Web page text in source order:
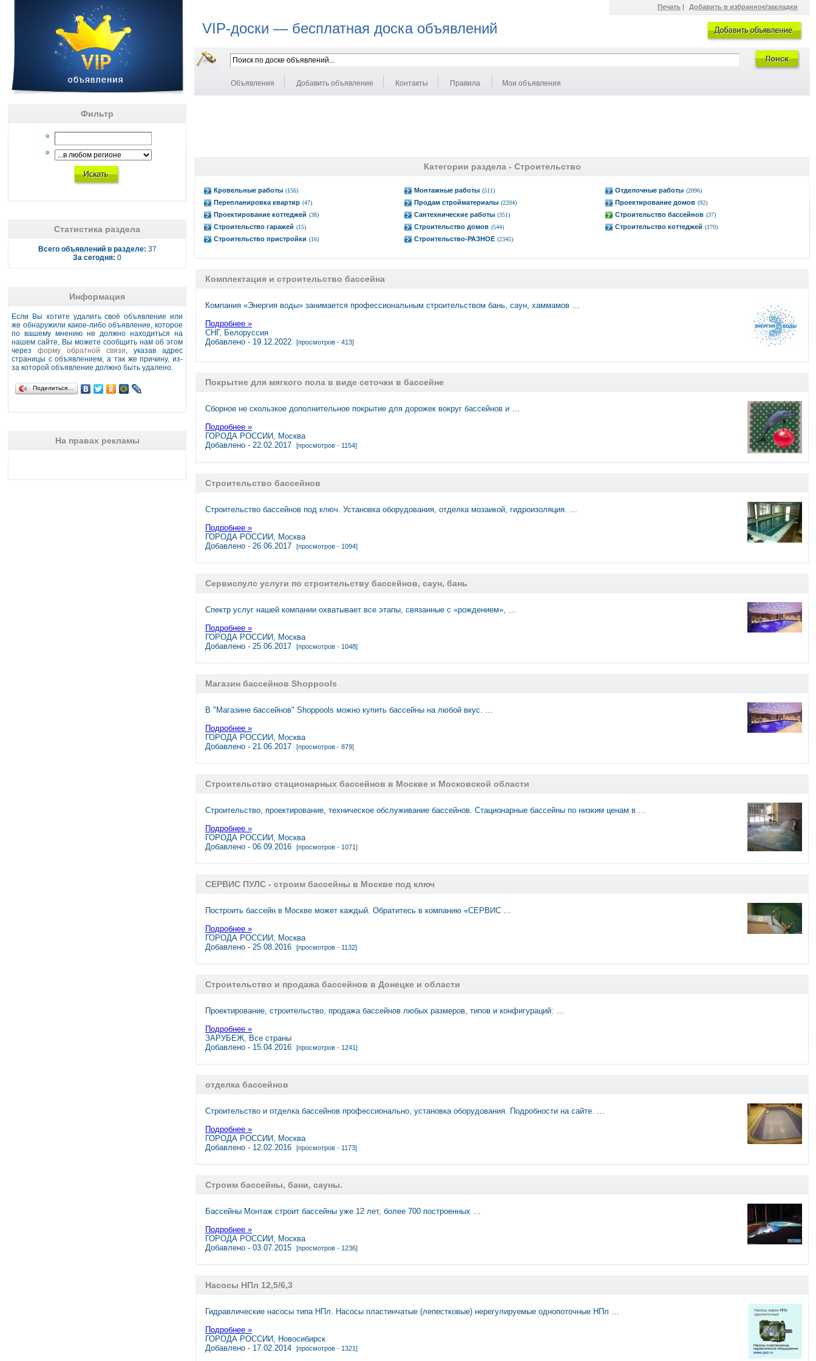
Печать | Добавить в избранное/закладки
VIP-доски — бесплатная доска объявлений
Объявления Добавить объявление Контакты Правила Мои объявления
Фильтр
Статистика раздела
Всего объявлений в разделе: 37
За сегодня: 0
Информация
Если Вы хотите удалить своё объявление или
же обнаружили какое-либо объявление, которое
по вашему мнению не должно находиться на
нашем сайте, Вы можете сообщить нам об этом
через форму обратной связи, указав адрес
страницы с объявлением, а так же причину, из-
за которой объявление должно быть удалено.
Поделиться…
На правах рекламы
Категории раздела - Строительство
Кровельные работы (156) Монтажные работы (511) Отделочные работы (2096)
Перепланировка квартир (47) Продам стройматериалы (2204) Проектирование домов (92)
Проектирование коттеджей (38) Сантехнические работы (351) Строительство бассейнов (37)
Строительство гаражей (15) Строительство домов (544) Строительство коттеджей (170)
Строительство пристройки (16) Строительство-РАЗНОЕ (2345)
Комплектация и строительство бассейна
Компания «Энергия воды» занимается профессиональным строительством бань, саун, хаммамов …
Подробнее »
СНГ, Белоруссия
Добавлено - 19.12.2022
[просмотров - 413]
Покрытие для мягкого пола в виде сеточки в бассейне
Сборное не скользкое дополнительное покрытие для дорожек вокруг бассейнов и …
Подробнее »
ГОРОДА РОССИИ, Москва
Добавлено - 22.02.2017
[просмотров - 1154]
Строительство бассейнов
Строительство бассейнов под ключ. Установка оборудования, отделка мозаикой, гидроизоляция. …
Подробнее »
ГОРОДА РОССИИ, Москва
Добавлено - 26.06.2017
[просмотров - 1094]
Сервиспулс услуги по строительству бассейнов, саун, бань
Спектр услуг нашей компании охватывает все этапы, связанные с «рождением», …
Подробнее »
ГОРОДА РОССИИ, Москва
Добавлено - 25.06.2017
[просмотров - 1048]
Магазин бассейнов Shoppools
В "Магазине бассейнов" Shoppools можно купить бассейны на любой вкус. …
Подробнее »
ГОРОДА РОССИИ, Москва
Добавлено - 21.06.2017
[просмотров - 879]
Строительство стационарных бассейнов в Москве и Московской области
Строительство, проектирование, техническое обслуживание бассейнов. Стационарные бассейны по низким ценам в …
Подробнее »
ГОРОДА РОССИИ, Москва
Добавлено - 06.09.2016
[просмотров - 1071]
СЕРВИС ПУЛС - строим бассейны в Москве под ключ
Построить бассейн в Москве может каждый. Обратитесь в компанию «СЕРВИС …
Подробнее »
ГОРОДА РОССИИ, Москва
Добавлено - 25.08.2016
[просмотров - 1132]
Строительство и продажа бассейнов в Донецке и области
Проектирование, строительство, продажа бассейнов любых размеров, типов и конфигураций: …
Подробнее »
ЗАРУБЕЖ, Все страны
Добавлено - 15.04.2016
[просмотров - 1241]
отделка бассейнов
Строительство и отделка бассейнов профессионально, установка оборудования. Подробности на сайте. …
Подробнее »
ГОРОДА РОССИИ, Москва
Добавлено - 12.02.2016
[просмотров - 1173]
Строим бассейны, бани, сауны.
Бассейны Монтаж строит бассейны уже 12 лет, более 700 построенных …
Подробнее »
ГОРОДА РОССИИ, Москва
Добавлено - 03.07.2015
[просмотров - 1236]
Насосы НПл 12,5/6,3
Гидравлические насосы типа НПл. Насосы пластинчатые (лепестковые) нерегулируемые однопоточные НПл …
Подробнее »
ГОРОДА РОССИИ, Новосибирск
Добавлено - 17.02.2014
[просмотров - 1321]